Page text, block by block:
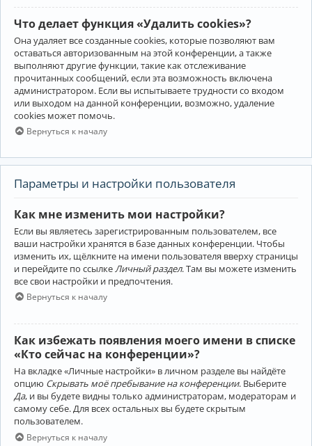
Что делает функция «Удалить cookies»?
Она удаляет все созданные cookies, которые позволяют вам
оставаться авторизованным на этой конференции, а также
выполняют другие функции, такие как отслеживание
прочитанных сообщений, если эта возможность включена
администратором. Если вы испытываете трудности со входом
или выходом на данной конференции, возможно, удаление
cookies может помочь.
Вернуться к началу
Параметры и настройки пользователя
Как мне изменить мои настройки?
Если вы являетесь зарегистрированным пользователем, все
ваши настройки хранятся в базе данных конференции. Чтобы
изменить их, щёлкните на имени пользователя вверху страницы
и перейдите по ссылке Личный раздел. Там вы можете изменить
все свои настройки и предпочтения.
Вернуться к началу
Как избежать появления моего имени в списке
«Кто сейчас на конференции»?
На вкладке «Личные настройки» в личном разделе вы найдёте
опцию Скрывать моё пребывание на конференции. Выберите
Да, и вы будете видны только администраторам, модераторам и
самому себе. Для всех остальных вы будете скрытым
пользователем.
Вернуться к началу